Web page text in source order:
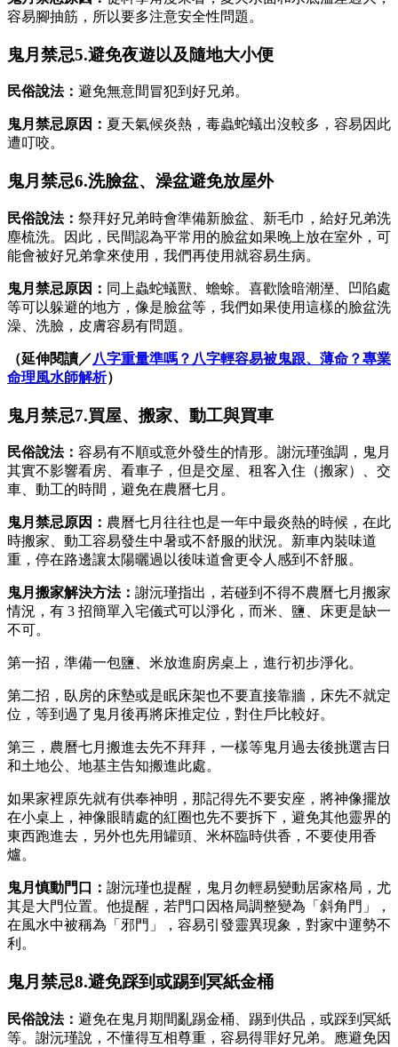
容易腳抽筋，所以要多注意安全性問題。
鬼月禁忌5.避免夜遊以及隨地大小便
民俗說法： 避免無意間冒犯到好兄弟。
鬼月禁忌原因： 夏天氣候炎熱，毒蟲蛇蟻出沒較多，容易因此
遭叮咬。
鬼月禁忌6.洗臉盆、澡盆避免放屋外
民俗說法： 祭拜好兄弟時會準備新臉盆、新毛巾，給好兄弟洗
塵梳洗。因此，民間認為平常用的臉盆如果晚上放在室外，可
能會被好兄弟拿來使用，我們再使用就容易生病。
鬼月禁忌原因： 同上蟲蛇蟻獸、蟾蜍。喜歡陰暗潮溼、凹陷處
等可以躲避的地方，像是臉盆等，我們如果使用這樣的臉盆洗
澡、洗臉，皮膚容易有問題。
（延伸閱讀／八字重量準嗎？八字輕容易被鬼跟、薄命？專業
命理風水師解析）
鬼月禁忌7.買屋、搬家、動工與買車
民俗說法： 容易有不順或意外發生的情形。謝沅瑾強調，鬼月
其實不影響看房、看車子，但是交屋、租客入住（搬家）、交
車、動工的時間，避免在農曆七月。
鬼月禁忌原因： 農曆七月往往也是一年中最炎熱的時候，在此
時搬家、動工容易發生中暑或不舒服的狀況。新車內裝味道
重，停在路邊讓太陽曬過以後味道會更令人感到不舒服。
鬼月搬家解決方法： 謝沅瑾指出，若碰到不得不農曆七月搬家
情況，有 3 招簡單入宅儀式可以淨化，而米、鹽、床更是缺一
不可。
第一招，準備一包鹽、米放進廚房桌上，進行初步淨化。
第二招，臥房的床墊或是眠床架也不要直接靠牆，床先不就定
位，等到過了鬼月後再將床推定位，對住戶比較好。
第三，農曆七月搬進去先不拜拜，一樣等鬼月過去後挑選吉日
和土地公、地基主告知搬進此處。
如果家裡原先就有供奉神明，那記得先不要安座，將神像擺放
在小桌上，神像眼睛處的紅圈也先不要拆下，避免其他靈界的
東西跑進去，另外也先用罐頭、米杯臨時供香，不要使用香
爐。
鬼月慎動門口： 謝沅瑾也提醒，鬼月勿輕易變動居家格局，尤
其是大門位置。他提醒，若門口因格局調整變為「斜角門」，
在風水中被稱為「邪門」，容易引發靈異現象，對家中運勢不
利。
鬼月禁忌8.避免踩到或踢到冥紙金桶
民俗說法： 避免在鬼月期間亂踢金桶、踢到供品，或踩到冥紙
等。謝沅瑾說，不懂得互相尊重，容易得罪好兄弟。應避免因